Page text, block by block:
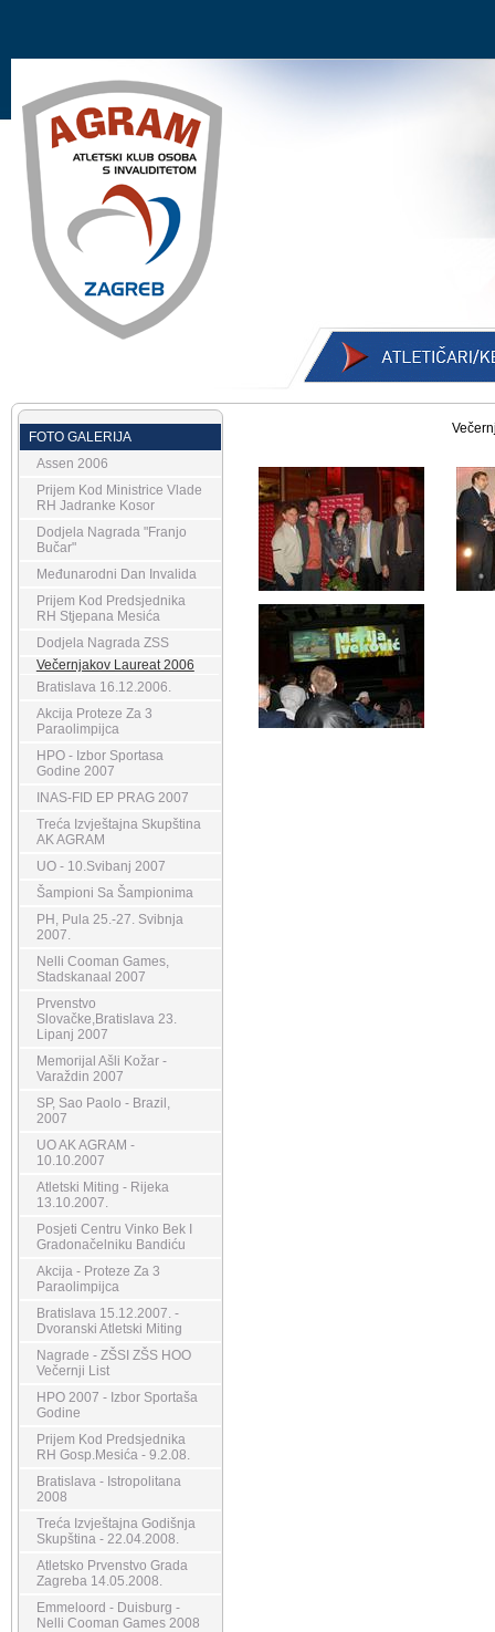
FOTO GALERIJA
Assen 2006
Prijem Kod Ministrice Vlade
RH Jadranke Kosor
Dodjela Nagrada "Franjo
Bučar"
Međunarodni Dan Invalida
Prijem Kod Predsjednika
RH Stjepana Mesića
Dodjela Nagrada ZSS
Večernjakov Laureat 2006
Bratislava 16.12.2006.
Akcija Proteze Za 3
Paraolimpijca
HPO - Izbor Sportasa
Godine 2007
INAS-FID EP PRAG 2007
Treća Izvještajna Skupština
AK AGRAM
UO - 10.Svibanj 2007
Šampioni Sa Šampionima
PH, Pula 25.-27. Svibnja
2007.
Nelli Cooman Games,
Stadskanaal 2007
Prvenstvo
Slovačke,Bratislava 23.
Lipanj 2007
Memorijal Ašli Kožar -
Varaždin 2007
SP, Sao Paolo - Brazil,
2007
UO AK AGRAM -
10.10.2007
Atletski Miting - Rijeka
13.10.2007.
Posjeti Centru Vinko Bek I
Gradonačelniku Bandiću
Akcija - Proteze Za 3
Paraolimpijca
Bratislava 15.12.2007. -
Dvoranski Atletski Miting
Nagrade - ZŠSI ZŠS HOO
Večernji List
HPO 2007 - Izbor Sportaša
Godine
Prijem Kod Predsjednika
RH Gosp.Mesića - 9.2.08.
Bratislava - Istropolitana
2008
Treća Izvještajna Godišnja
Skupština - 22.04.2008.
Atletsko Prvenstvo Grada
Zagreba 14.05.2008.
Emmeloord - Duisburg -
Nelli Cooman Games 2008